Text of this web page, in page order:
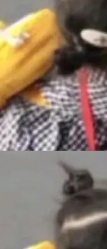
媒大学
频、音
际支出
该项目
运行长
常。这
时间
底或
Dela
国的
迭代，
"buil
个判
是
个模
工程师
答案几
序写程
智能
age
论点很
统的自
关的
软件 C
全
想到它
1日，
tiany
相
Har
附上
用工
成闭
模态模
。
的轻
感、
比 U
程师
「hwc